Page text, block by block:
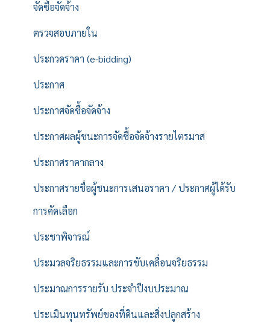
จัดซื้อจัดจ้าง
ตรวจสอบภายใน
ประกวดราคา (e-bidding)
ประกาศ
ประกาศจัดซื้อจัดจ้าง
ประกาศผลผู้ชนะการจัดซื้อจัดจ้างรายไตรมาส
ประกาศราคากลาง
ประกาศรายชื่อผู้ชนะการเสนอราคา / ประกาศผู้ได้รับ
การคัดเลือก
ประชาพิจารณ์
ประมวลจริยธรรมและการขับเคลื่อนจริยธรรม
ประมาณการรายรับ ประจำปีงบประมาณ
ประเมินทุนทรัพย์ของที่ดินและสิ่งปลูกสร้าง